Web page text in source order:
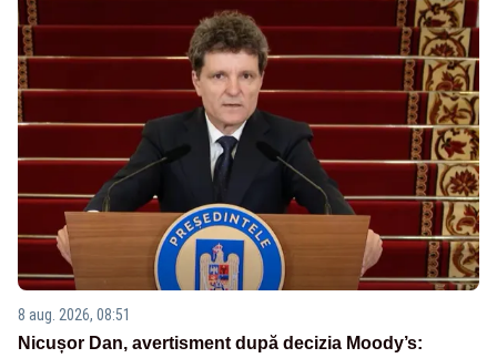
8 aug. 2026, 08:51
Nicușor Dan, avertisment după decizia Moody’s: